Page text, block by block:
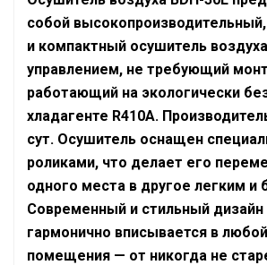
собой
и компактный осушитель
управлением, не требующий
работающий на экологически
хладагенте R410A.
сут. Осушитель оснащен
роликами, что делает его
одного места в другое легким
Современный и стильный дизайн
гармонично вписывается в
помещения — от никогда не